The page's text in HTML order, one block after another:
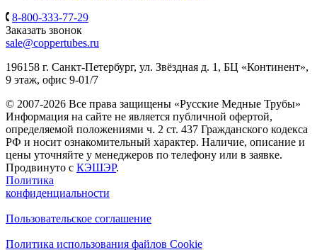
8-800-333-77-29
Заказать звонок
sale@coppertubes.ru
196158 г. Санкт-Петербург, ул. Звёздная д. 1, БЦ «Континент»,
9 этаж, офис 9-01/7
© 2007-2026 Все права защищены «Русские Медные Трубы»
Информация на сайте не является публичной офертой,
определяемой положениями ч. 2 ст. 437 Гражданского кодекса
РФ и носит ознакомительный характер. Наличие, описание и
цены уточняйте у менеджеров по телефону или в заявке.
Продвинуто с КЭШЭР.
Политика
конфиденциальности
Пользовательское соглашение
Политика использования файлов Cookie